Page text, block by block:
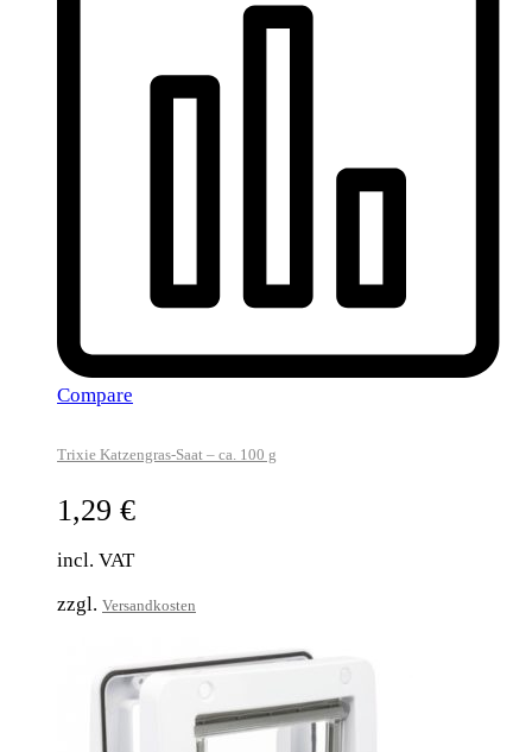
Compare
Trixie Katzengras-Saat – ca. 100 g
1,29 €
incl. VAT
zzgl. Versandkosten